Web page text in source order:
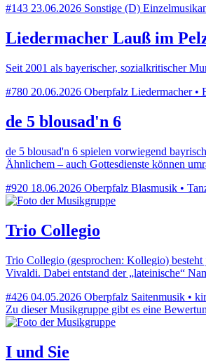
#143 23.06.2026 Sonstige (D)
Liedermacher Lauß im
Seit 2001 als bayerischer, sozialkritischer
#780 20.06.2026 Oberpfalz Liedermacher •
de 5 blousad'n 6
de 5 blousad'n 6 spielen vorwiegend
Ähnlichem – auch Gottesdienste können
#920 18.06.2026 Oberpfalz Blasmusik •
Trio Collegio
Trio Collegio (gesprochen: Kollegio)
Vivaldi. Dabei entstand der „lateinische“
#426 04.05.2026 Oberpfalz Saitenmusik •
Zu dieser Musikgruppe gibt es eine
I und Sie